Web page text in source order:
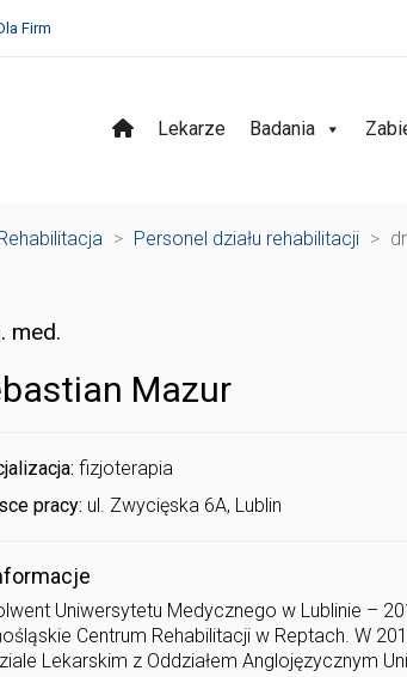
Firm
Lekarze Badania
> Personel działu rehabilitacji >
med.
Mazur
fizjoterapia
pracy: ul. Zwycięska 6A, Lublin
Uniwersytetu Medycznego w Lublinie –
Centrum Rehabilitacji w Reptach. W
Lekarskim z Oddziałem Anglojęzycznym